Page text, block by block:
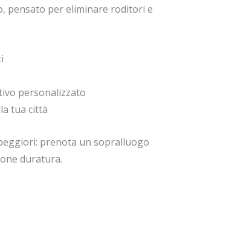
pensato per eliminare roditori e
personalizzato
tua città
prenota un sopralluogo
duratura.